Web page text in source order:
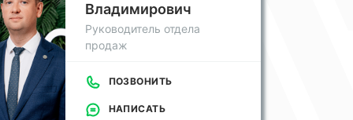
Владимирович
Руководитель отдела
продаж
ПОЗВОНИТЬ
НАПИСАТЬ